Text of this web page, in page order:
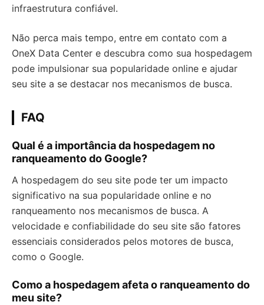
infraestrutura confiável.
Não perca mais tempo, entre em contato com a
OneX Data Center e descubra como sua hospedagem
pode impulsionar sua popularidade online e ajudar
seu site a se destacar nos mecanismos de busca.
FAQ
Qual é a importância da hospedagem no
ranqueamento do Google?
A hospedagem do seu site pode ter um impacto
significativo na sua popularidade online e no
ranqueamento nos mecanismos de busca. A
velocidade e confiabilidade do seu site são fatores
essenciais considerados pelos motores de busca,
como o Google.
Como a hospedagem afeta o ranqueamento do
meu site?